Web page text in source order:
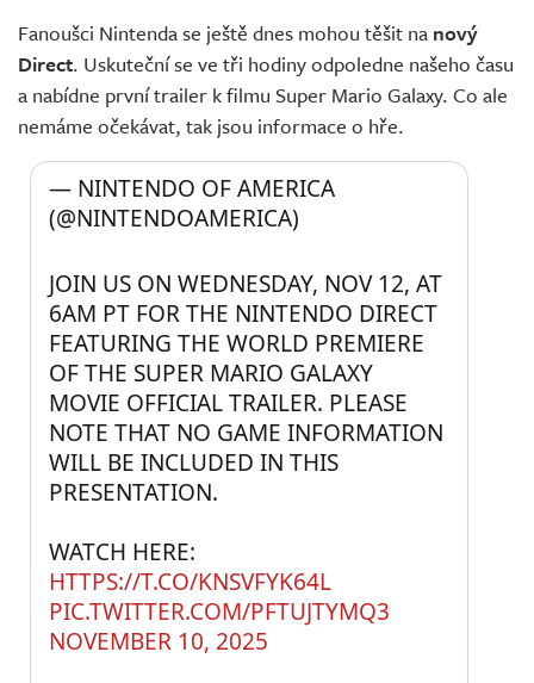
Fanoušci Nintenda se ještě dnes mohou těšit na nový
Direct. Uskuteční se ve tři hodiny odpoledne našeho času
a nabídne první trailer k filmu Super Mario Galaxy. Co ale
nemáme očekávat, tak jsou informace o hře.
JOIN US ON WEDNESDAY, NOV 12, AT
6AM PT FOR THE NINTENDO DIRECT
FEATURING THE WORLD PREMIERE
OF THE SUPER MARIO GALAXY
MOVIE OFFICIAL TRAILER. PLEASE
NOTE THAT NO GAME INFORMATION
WILL BE INCLUDED IN THIS
PRESENTATION.
HTTPS://T.CO/KNSVFYK64L
PIC.TWITTER.COM/PFTUJTYMQ3
— NINTENDO OF AMERICA
(@NINTENDOAMERICA)
NOVEMBER 10, 2025